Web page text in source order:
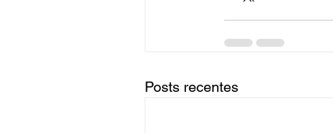
Posts recentes